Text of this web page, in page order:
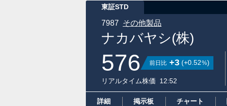
東証STD
ナカバヤシ(株)
7987 その他製品
576 前日比 +3 (+0.52%)
リアルタイム株価 12:52
詳細 掲示板 チャート